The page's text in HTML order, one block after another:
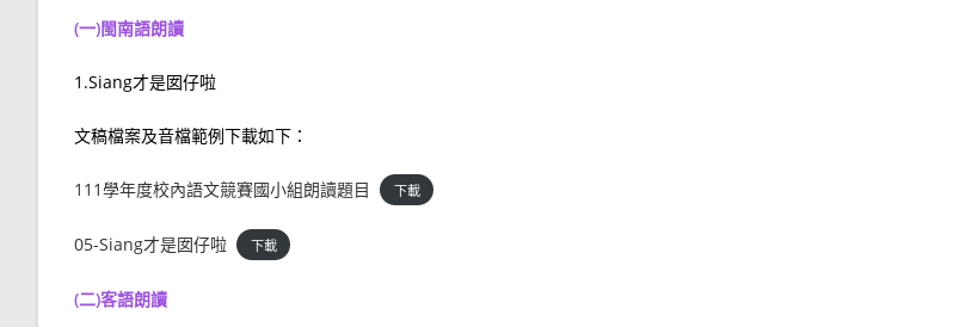
(一)閩南語朗讀
1.Siang才是囡仔啦
文稿檔案及音檔範例下載如下：
111學年度校內語文競賽國小組朗讀題目 下載
05-Siang才是囡仔啦 下載
(二)客語朗讀